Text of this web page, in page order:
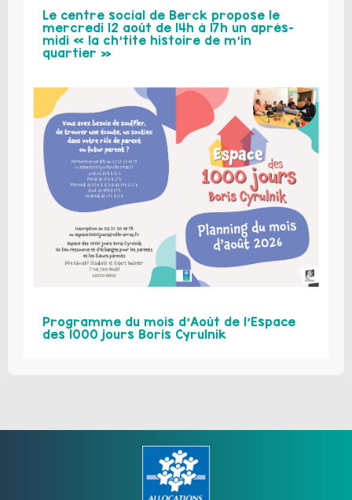
Le centre social de Berck propose le
mercredi 12 août de 14h à 17h un après-
midi « la ch’tite histoire de m’in
quartier »
Programme du mois d’Août de l’Espace
des 1000 jours Boris Cyrulnik